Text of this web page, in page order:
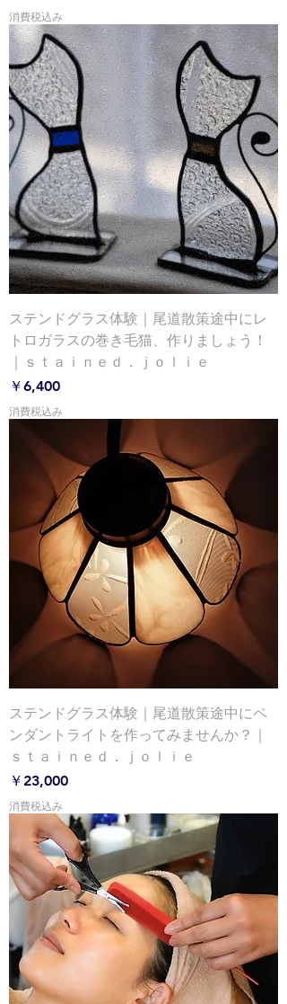
消費税込み
ステンドグラス体験｜尾道散策途中にレ
トロガラスの巻き毛猫、作りましょう！
｜ｓｔａｉｎｅｄ．ｊｏｌｉｅ
価格
￥6,400
消費税込み
ステンドグラス体験｜尾道散策途中にペ
ンダントライトを作ってみませんか？｜
ｓｔａｉｎｅｄ．ｊｏｌｉｅ
価格
￥23,000
消費税込み